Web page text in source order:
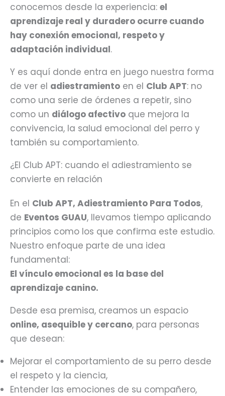
conocemos desde la experiencia: el
aprendizaje real y duradero ocurre cuando
hay conexión emocional, respeto y
adaptación individual.
Y es aquí donde entra en juego nuestra forma
de ver el adiestramiento en el Club APT: no
como una serie de órdenes a repetir, sino
como un diálogo afectivo que mejora la
convivencia, la salud emocional del perro y
también su comportamiento.
¿El Club APT: cuando el adiestramiento se
convierte en relación
En el Club APT, Adiestramiento Para Todos,
de Eventos GUAU, llevamos tiempo aplicando
principios como los que confirma este estudio.
Nuestro enfoque parte de una idea
fundamental:
El vínculo emocional es la base del
aprendizaje canino.
Desde esa premisa, creamos un espacio
online, asequible y cercano, para personas
que desean:
Mejorar el comportamiento de su perro desde
el respeto y la ciencia,
Entender las emociones de su compañero,